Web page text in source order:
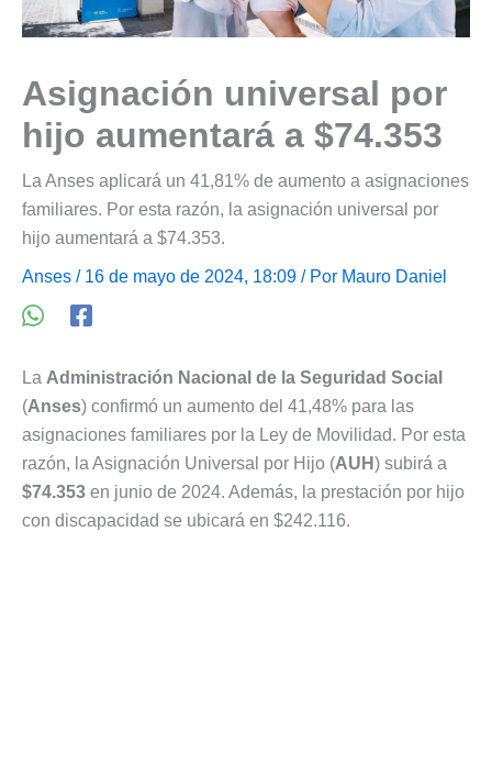
Asignación universal por
hijo aumentará a $74.353
La Anses aplicará un 41,81% de aumento a asignaciones
familiares. Por esta razón, la asignación universal por
hijo aumentará a $74.353.
Anses / 16 de mayo de 2024, 18:09 / Por Mauro Daniel
La Administración Nacional de la Seguridad Social
(Anses) confirmó un aumento del 41,48% para las
asignaciones familiares por la Ley de Movilidad. Por esta
razón, la Asignación Universal por Hijo (AUH ) subirá a
$74.353 en junio de 2024. Además, la prestación por hijo
con discapacidad se ubicará en $242.116.